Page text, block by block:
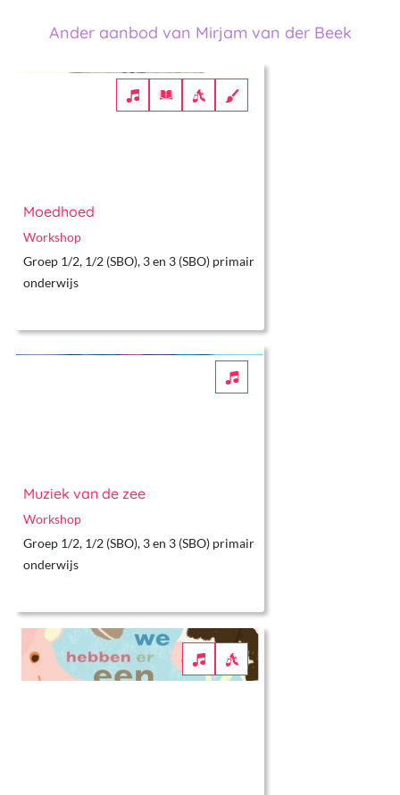
Ander aanbod van Mirjam van der Beek
Moedhoed
Workshop
Groep 1/2, 1/2 (SBO), 3 en 3 (SBO) primair
onderwijs
Muziek van de zee
Workshop
Groep 1/2, 1/2 (SBO), 3 en 3 (SBO) primair
onderwijs